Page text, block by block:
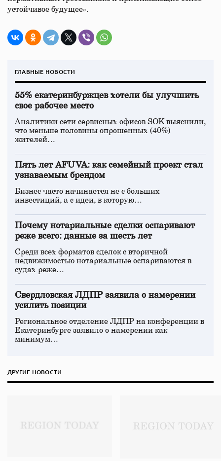
устойчивое будущее».
ГЛАВНЫЕ НОВОСТИ
55% екатеринбуржцев хотели бы улучшить
свое рабочее место
Аналитики сети сервисных офисов SOK выяснили,
что меньше половины опрошенных (40%)
жителей…
Пять лет AFUVA: как семейный проект стал
узнаваемым брендом
Бизнес часто начинается не с больших
инвестиций, а с идеи, в которую…
Почему нотариальные сделки оспаривают
реже всего: данные за шесть лет
Среди всех форматов сделок с вторичной
недвижимостью нотариальные оспариваются в
судах реже…
Свердловская ЛДПР заявила о намерении
усилить позиции
Региональное отделение ЛДПР на конференции в
Екатеринбурге заявило о намерении как
минимум…
ДРУГИЕ НОВОСТИ